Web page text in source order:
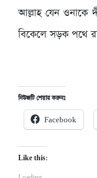
আল্লাহ যেন ওনাকে
বিকেলে সড়ক পথে
নিউজটি শেয়ার করুনঃ
Facebook
Like this: